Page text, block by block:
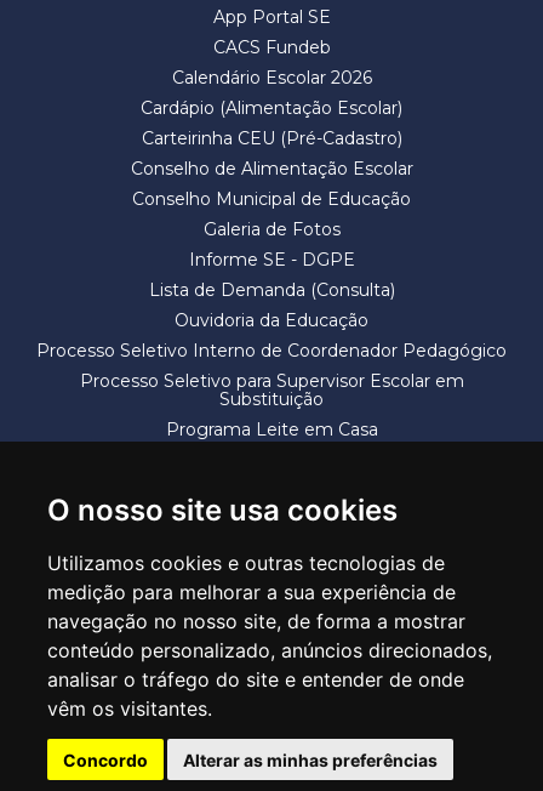
O nosso site usa cookies
Utilizamos cookies e outras tecnologias de
medição para melhorar a sua experiência de
navegação no nosso site, de forma a mostrar
conteúdo personalizado, anúncios direcionados,
analisar o tráfego do site e entender de onde
vêm os visitantes.
Concordo Alterar as minhas preferências
App Portal SE
CACS Fundeb
Calendário Escolar 2026
Cardápio (Alimentação Escolar)
Carteirinha CEU (Pré-Cadastro)
Conselho de Alimentação Escolar
Conselho Municipal de Educação
Galeria de Fotos
Informe SE - DGPE
Lista de Demanda (Consulta)
Ouvidoria da Educação
Processo Seletivo Interno de Coordenador Pedagógico
Processo Seletivo para Supervisor Escolar em
Substituição
Programa Leite em Casa
SECRETARIA DE EDUCAÇÃO
Rua Claudino Barbosa, 313 - Macedo - Guarulhos/SP CEP 07113-040
Central de Atendimento: *55 11 2475-7300